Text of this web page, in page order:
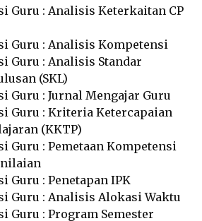
Guru : Analisis Keterkaitan CP
Guru : Analisis Kompetensi
Guru : Analisis Standar
(SKL)
Guru : Jurnal Mengajar Guru
Guru : Kriteria Ketercapaian
(KKTP)
Guru : Pemetaan Kompetensi
Guru : Penetapan IPK
Guru : Analisis Alokasi Waktu
Guru : Program Semester